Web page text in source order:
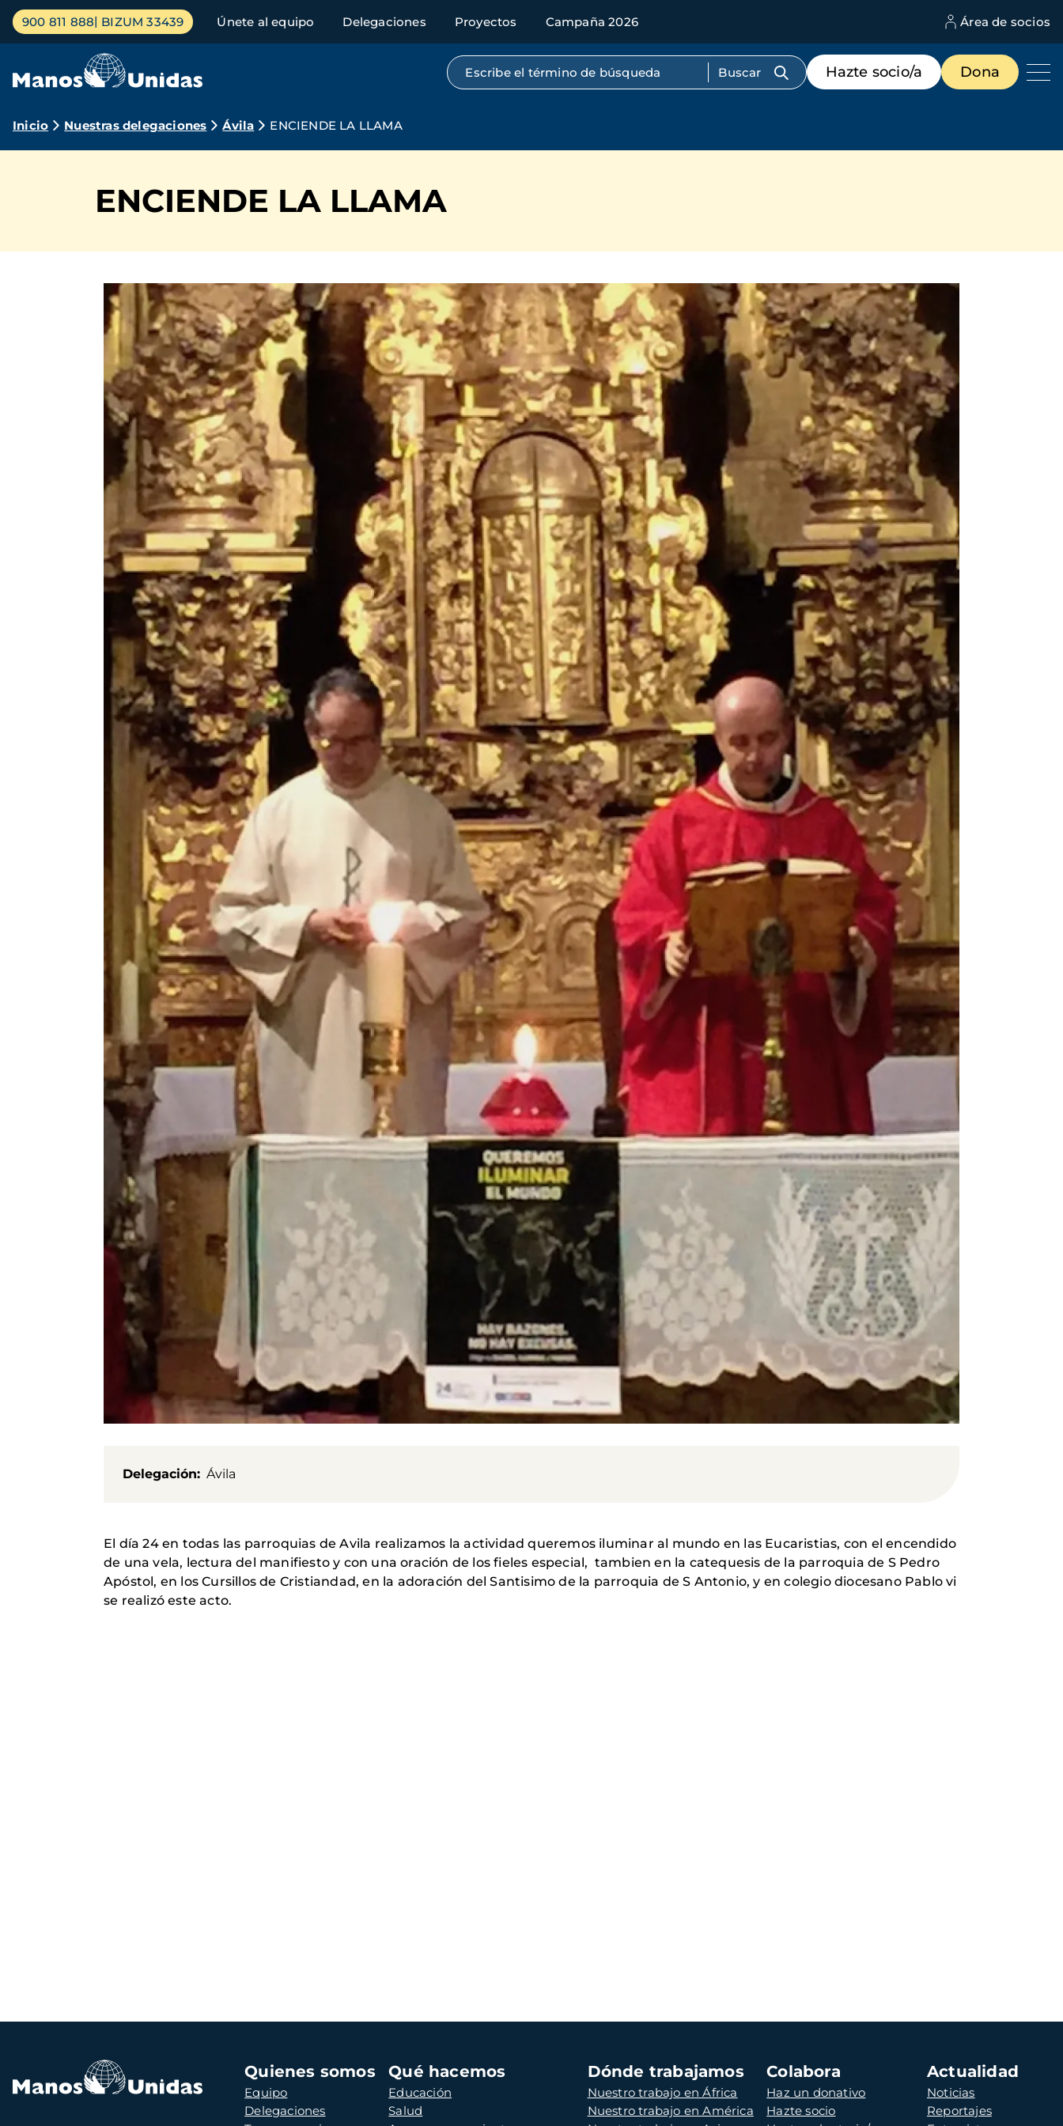
Pasar
contenido
Menú
principal
900 811 888 BIZUM 33439 Únete al equipo Delegaciones Proyectos Campaña 2026 Área de socios
Búsqueda por texto completo
Menú
de
destacados
Hazte socio/a Dona
Ruta
navegación
Inicio Nuestras delegaciones Ávila ENCIENDE LA LLAMA
ENCIENDE LA LLAMA
Delegación Ávila
El día 24 en todas las parroquias de Avila realizamos la actividad queremos iluminar al mundo en las Eucaristias, con el encendido
de una vela, lectura del manifiesto y con una oración de los fieles especial, tambien en la catequesis de la parroquia de S Pedro
Apóstol, en los Cursillos de Cristiandad, en la adoración del Santisimo de la parroquia de S Antonio, y en colegio diocesano Pablo vi
se realizó este acto.
Navegación
principal
Quienes somos
Equipo
Delegaciones
Qué hacemos
Educación
Salud
Dónde trabajamos
Nuestro trabajo en África
Nuestro trabajo en América
Colabora
Haz un donativo
Hazte socio
Actualidad
Noticias
Reportajes